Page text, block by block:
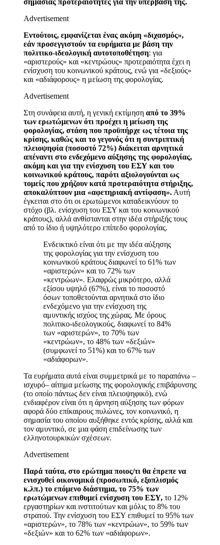
σημασίας προτεραιότητες για την υπέρβασή της.
Advertisement
Εντούτοις, εμφανίζεται ένας ακόμη «διχασμός»,
εάν προσεγγιστούν τα ευρήματα με βάση την
πολιτικο-ιδεολογική αυτοτοποθέτηση: για
«αριστερούς» και «κεντρώους» προτεραιότητα έχει η
ενίσχυση του κοινωνικού κράτους, ενώ για «δεξιούς»
και «αδιάφορους» η μείωση της φορολογίας.
Advertisement
Στη συνάφεια αυτή, η γενική εκτίμηση από το 39%
των ερωτώμενων ότι προέχει η μείωση της
φορολογίας, στάση που προϋπήρχε ως τέτοια της
κρίσης, καθώς και το γεγονός ότι η συντριπτική
πλειοψηφία (ποσοστό 72%) διάκειται αρνητικά
απέναντι στο ενδεχόμενο αύξησης της φορολογίας,
ακόμη και για την ενίσχυση του ΕΣΥ και του
κοινωνικού κράτους, παρότι αξιολογούνται ως
τομείς που χρήζουν κατά προτεραιότητα στήριξης,
αποκαλύπτουν μια «αφετηριακή αντίφαση». Αυτή
έγκειται στο ότι οι ερωτώμενοι καταδεικνύουν το
στόχο (βλ. ενίσχυση του ΕΣΥ και του κοινωνικού
κράτους), αλλά ανθίστανται στην ιδέα στήριξής τους
από το ίδιο ή υψηλότερο επίπεδο φορολογίας.
Ενδεικτικό είναι ότι με την ιδέα αύξησης
της φορολογίας για την ενίσχυση του
κοινωνικού κράτους διαφωνεί το 61% των
«αριστερών» και το 72% των
«κεντρώων». Ελαφρώς μικρότερο, αλλά
εξίσου υψηλό (67%), είναι το ποσοστό
όσων τοποθετούνται αρνητικά στο ίδιο
ενδεχόμενο για την ενίσχυση της
αμυντικής ισχύος της χώρας. Με όρους
πολιτικο-ιδεολογικούς, διαφωνεί το 84%
των «αριστερών», το 70% των
«κεντρώων», το 48% των «δεξιών»
(συμφωνεί το 51%) και το 67% των
«αδιάφορων».
Τα ευρήματα αυτά είναι συμμετρικά με το παραπάνω –
ισχυρό– αίτημα μείωσης της φορολογικής επιβάρυνσης
(το οποίο πάντως δεν είναι πλειοψηφικό), ενώ
ενδιαφέρον είναι ότι η άρνηση αύξησης των φόρων
αφορά δύο επίκαιρους πυλώνες, τον κοινωνικό, η
σημασία του οποίου αυξήθηκε εντός κρίσης, αλλά και
τον αμυντικό, σε μια φάση επιδείνωσης των
ελληνοτουρκικών σχέσεων.
Advertisement
Παρά ταύτα, στο ερώτημα ποιος/τι θα έπρεπε να
ενισχυθεί οικονομικά (προσωπικό, εξοπλισμός
κ.λπ.) το επόμενο διάστημα, το 75% των
ερωτώμενων επιθυμεί ενίσχυση του ΕΣΥ, το 12%
εργαστηρίων και ινστιτούτων και μόλις το 8% του
στρατού. Την ενίσχυση του ΕΣΥ επιθυμεί το 95% των
«αριστερών», το 78% των «κεντρώων», το 59% των
«δεξιών» και το 62% των «αδιάφορων».